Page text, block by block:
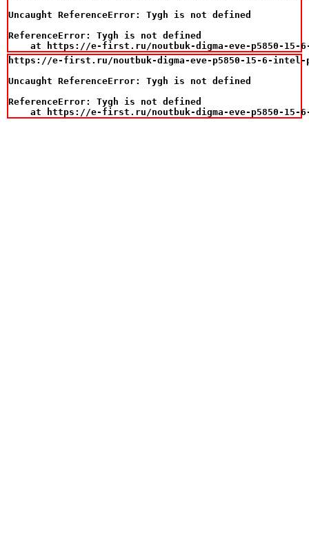
Uncaught ReferenceError: Tygh is not defined
ReferenceError: Tygh is not defined
at https://e-first.ru/noutbuk-digma-eve-p5850-
https://e-first.ru/noutbuk-digma-eve-p5850-15-6-intel-
Uncaught ReferenceError: Tygh is not defined
ReferenceError: Tygh is not defined
at https://e-first.ru/noutbuk-digma-eve-p5850-